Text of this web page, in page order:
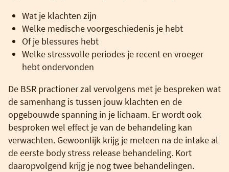
Wat je klachten zijn
Welke medische voorgeschiedenis je hebt
Of je blessures hebt
Welke stressvolle periodes je recent en vroeger
hebt ondervonden
De BSR practioner zal vervolgens met je bespreken wat
de samenhang is tussen jouw klachten en de
opgebouwde spanning in je lichaam. Er wordt ook
besproken wel effect je van de behandeling kan
verwachten. Gewoonlijk krijg je meteen na de intake al
de eerste body stress release behandeling. Kort
daaropvolgend krijg je nog twee behandelingen.